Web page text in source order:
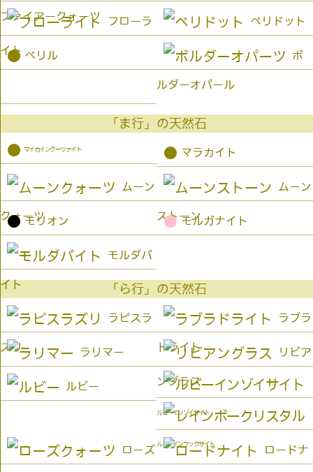
ファイアークォーツ フローラ
イト
ペリドット
● ベリル ボ
ルダーオパール
「ま行」の天然石
● マイカインクーツァイト ● マラカイト
ムーン
クォーツ
ムーン
ストーン
● モリオン ● モルガナイト
モルダバ
イト 「ら行」の天然石
ラピスラ
ズリ
ラブラ
ドライト
ラリマー リビア
ングラス
ルビー
ルビーインゾイサイト
ルビーインフックサイト
ローズ ロードナ